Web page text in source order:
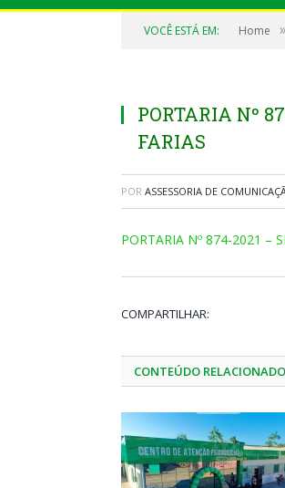
VOCÊ ESTÁ EM: Home »
PORTARIA Nº
FARIAS
POR ASSESSORIA DE
PORTARIA Nº 874-2021 –
COMPARTILHAR:
CONTEÚDO RELACIONADO